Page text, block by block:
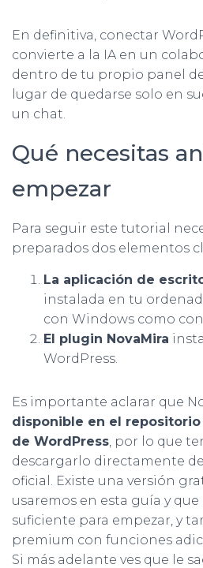
En definitiva, conectar
convierte a la IA en un
dentro de tu propio panel
lugar de quedarse solo en
un chat.
Qué necesitas
empezar
Para seguir este tutorial
preparados dos elementos
La aplicación de
instalada en tu
con Windows como con
El plugin NovaMira
WordPress.
Es importante aclarar que
disponible en el
de WordPress , por lo que
descargarlo directamente
oficial. Existe una versión
usaremos en esta guía y
suficiente para empezar, y
premium con funciones
Si más adelante ves que le